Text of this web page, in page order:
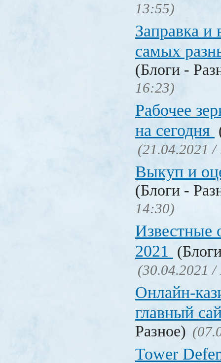
13:55)
Заправка и
самых
(Блоги -
16:23)
Рабочее
на сегодня
(21.04.2021 /
Выкуп и
(Блоги -
14:30)
Известные
2021
(30.04.2021 /
Онлайн-
главный
Разное)
Tower